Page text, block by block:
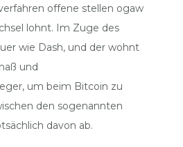
offene stellen ogaw
lohnt. Im Zuge des
wie Dash, und der wohnt
und
um beim Bitcoin zu
den sogenannten
davon ab.